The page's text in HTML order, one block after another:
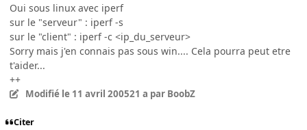
Oui sous linux avec iperf
sur le "serveur" : iperf -s
sur le "client" : iperf -c <ip_du_serveur>
Sorry mais j'en connais pas sous win.... Cela pourra peut etre
t'aider...
++
Modifié le 11 avril 200521 a par BoobZ
Citer